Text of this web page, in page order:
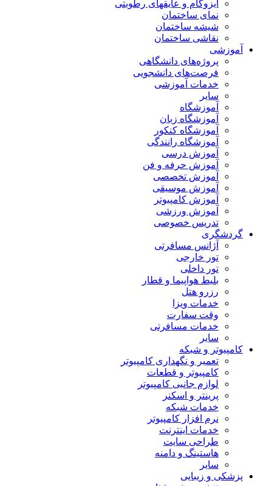
ایزوگام و عایقهای رطوبتی
نمای ساختمان
شیشه ساختمان
نقاشی ساختمان
آموزشی
پروژه‌های دانشگاهی
فرصت‌های دانشجویی
خدمات آموزشی
سایر
آموزشگاه
آموزشگاه زبان
آموزشگاه کنکور
آموزشگاه رانندگی
آموزش درسی
آموزش حرفه و فن
آموزش تخصصی
آموزش موسیقی
آموزش کامپیوتر
آموزش ورزشی
تدریس خصوصی
گردشگری
آژانس مسافرتی
تور خارجی
تور داخلی
بلیط هواپیما و قطار
رزرو هتل
خدمات ویزا
وقت سفارت
خدمات مسافرتی
سایر
کامپیوتر و شبکه
تعمیر و نگهداری کامپیوتر
کامپیوتر و قطعات
لوازم جانبی کامپیوتر
پرینتر و اسکنر
خدمات شبکه
نرم افزار کامپیوتر
خدمات اینترنت
طراحی سایت
هاستینگ و دامنه
سایر
پزشکی و زیبایی